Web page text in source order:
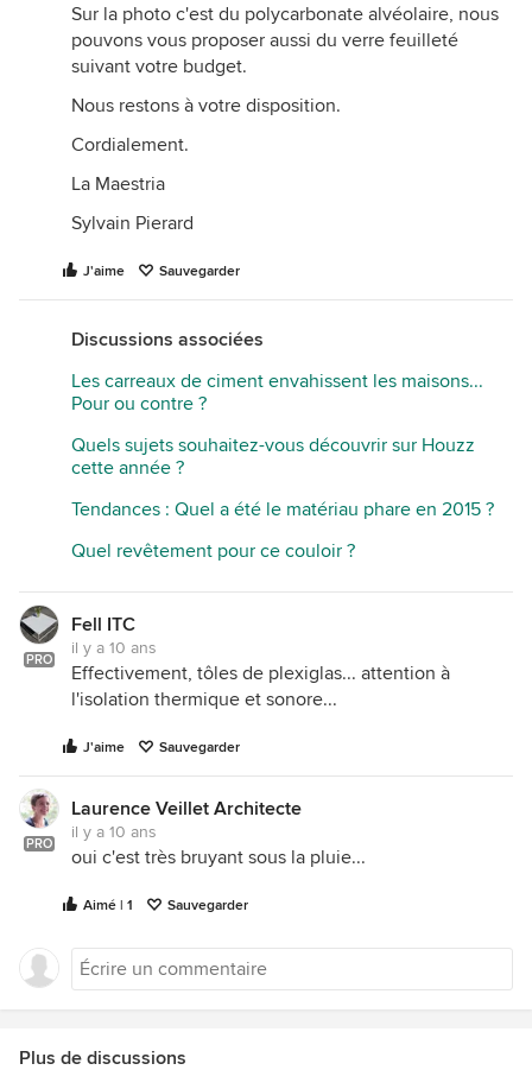
Sur la photo c'est du polycarbonate alvéolaire, nous
pouvons vous proposer aussi du verre feuilleté
suivant votre budget.
Nous restons à votre disposition.
Cordialement.
La Maestria
Sylvain Pierard
J'aime Sauvegarder
Discussions associées
Les carreaux de ciment envahissent les maisons...
Pour ou contre ?
Quels sujets souhaitez-vous découvrir sur Houzz
cette année ?
Tendances : Quel a été le matériau phare en 2015 ?
Quel revêtement pour ce couloir ?
PRO
Fell ITC
il y a 10 ans
Effectivement, tôles de plexiglas... attention à
l'isolation thermique et sonore...
J'aime Sauvegarder
PRO
Laurence Veillet Architecte
il y a 10 ans
oui c'est très bruyant sous la pluie...
Aimé | 1 Sauvegarder
Plus de discussions